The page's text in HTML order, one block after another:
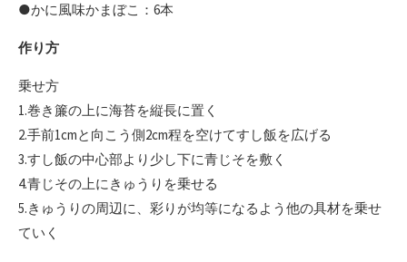
●かに風味かまぼこ：6本
作り方
乗せ方
1.巻き簾の上に海苔を縦長に置く
2.手前1cmと向こう側2cm程を空けてすし飯を広げる
3.すし飯の中心部より少し下に青じそを敷く
4.青じその上にきゅうりを乗せる
5.きゅうりの周辺に、彩りが均等になるよう他の具材を乗せ
ていく